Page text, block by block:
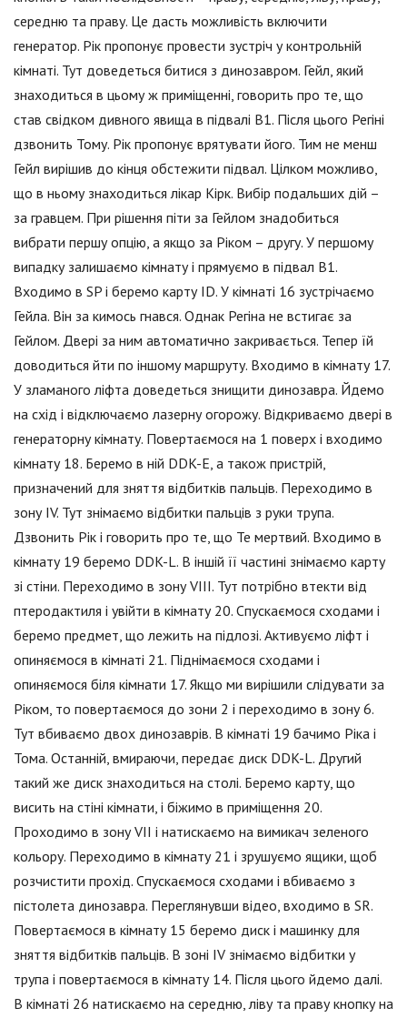
середню та праву. Це дасть можливість включити
генератор. Рік пропонує провести зустріч у контрольній
кімнаті. Тут доведеться битися з динозавром. Гейл, який
знаходиться в цьому ж приміщенні, говорить про те, що
став свідком дивного явища в підвалі В1. Після цього Регіні
дзвонить Тому. Рік пропонує врятувати його. Тим не менш
Гейл вирішив до кінця обстежити підвал. Цілком можливо,
що в ньому знаходиться лікар Кірк. Вибір подальших дій –
за гравцем. При рішення піти за Гейлом знадобиться
вибрати першу опцію, а якщо за Ріком – другу. У першому
випадку залишаємо кімнату і прямуємо в підвал В1.
Входимо в SP і беремо карту ID. У кімнаті 16 зустрічаємо
Гейла. Він за кимось гнався. Однак Регіна не встигає за
Гейлом. Двері за ним автоматично закривається. Тепер їй
доводиться йти по іншому маршруту. Входимо в кімнату 17.
У зламаного ліфта доведеться знищити динозавра. Йдемо
на схід і відключаємо лазерну огорожу. Відкриваємо двері в
генераторну кімнату. Повертаємося на 1 поверх і входимо
кімнату 18. Беремо в ній DDK-E, а також пристрій,
призначений для зняття відбитків пальців. Переходимо в
зону IV. Тут знімаємо відбитки пальців з руки трупа.
Дзвонить Рік і говорить про те, що Те мертвий. Входимо в
кімнату 19 беремо DDK-L. В іншій її частині знімаємо карту
зі стіни. Переходимо в зону VIII. Тут потрібно втекти від
птеродактиля і увійти в кімнату 20. Спускаємося сходами і
беремо предмет, що лежить на підлозі. Активуємо ліфт і
опиняємося в кімнаті 21. Піднімаємося сходами і
опиняємося біля кімнати 17. Якщо ми вирішили слідувати за
Ріком, то повертаємося до зони 2 і переходимо в зону 6.
Тут вбиваємо двох динозаврів. В кімнаті 19 бачимо Ріка і
Тома. Останній, вмираючи, передає диск DDK-L. Другий
такий же диск знаходиться на столі. Беремо карту, що
висить на стіні кімнати, і біжимо в приміщення 20.
Проходимо в зону VII і натискаємо на вимикач зеленого
кольору. Переходимо в кімнату 21 і зрушуємо ящики, щоб
розчистити прохід. Спускаємося сходами і вбиваємо з
пістолета динозавра. Переглянувши відео, входимо в SR.
Повертаємося в кімнату 15 беремо диск і машинку для
зняття відбитків пальців. В зоні IV знімаємо відбитки у
трупа і повертаємося в кімнату 14. Після цього йдемо далі.
В кімнаті 26 натискаємо на середню, ліву та праву кнопку на